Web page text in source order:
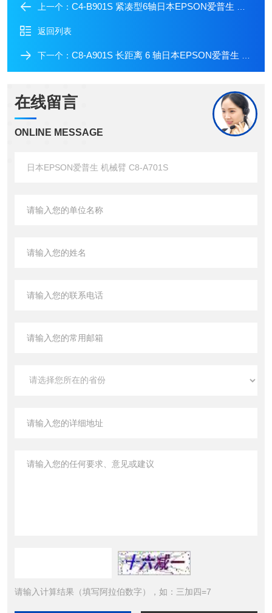
上一个： C4-B901S 紧凑型6轴日本EPSON爱普生 机械臂 C4-B901S
返回列表
下一个： C8-A901S 长距离 6 轴日本EPSON爱普生 机械臂 C8-A901S
在线留言
ONLINE MESSAGE
请输入计算结果（填写阿拉伯数字），如：三加四=7